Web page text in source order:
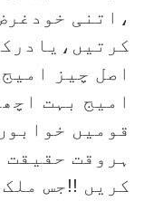
،اتنی
اصل چیز
امیج بہت
قومیں
ہروقت
کریں !!جس